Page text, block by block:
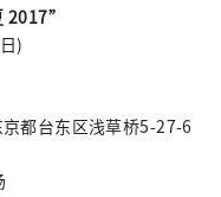
2017”
)
京都台东区浅草桥5-27-6